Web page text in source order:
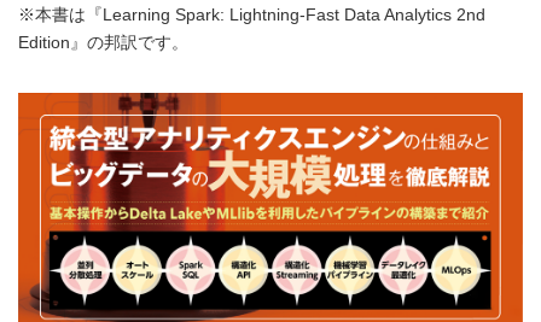
※本書は『Learning Spark: Lightning-Fast Data Analytics 2nd
Edition』の邦訳です。